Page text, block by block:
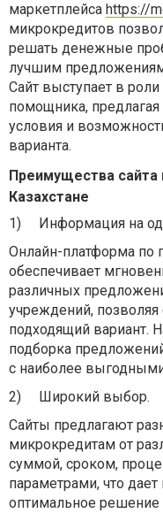
маркетплейса https://
микрокредитов
решать денежные
лучшим
Сайт выступает в
помощника,
условия и
варианта.
Преимущества сайта
Казахстане
1)
Информация на
Онлайн-платформа по
обеспечивает
различных
учреждений,
подходящий вариант.
подборка
с наиболее
2)
Широкий выбор.
Сайты предлагают
микрокредитам от
суммой, сроком,
параметрами, что
оптимальное